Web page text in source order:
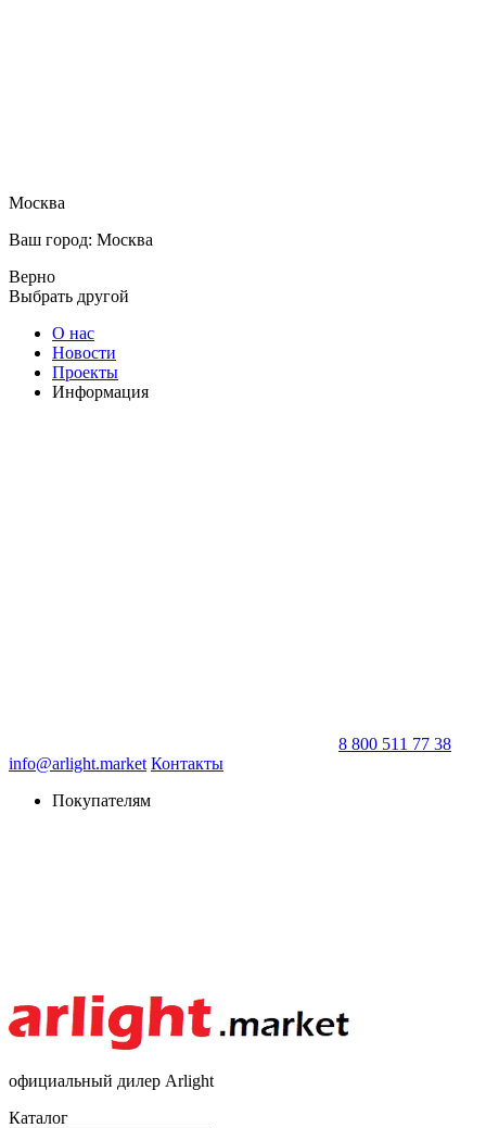
Москва
Ваш город: Москва
Верно
Выбрать другой
О нас
Новости
Проекты
Информация
8 800 511 77 38
info@arlight.market Контакты
Покупателям
официальный дилер Arlight
Каталог